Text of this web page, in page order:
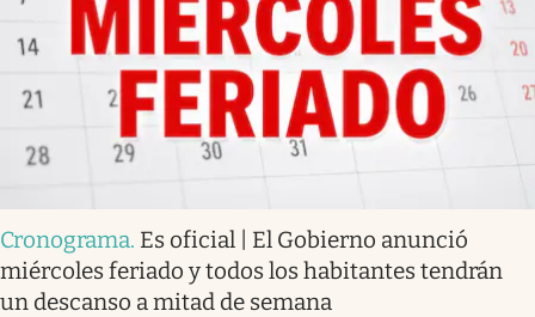
Cronograma. Es oficial | El Gobierno anunció
miércoles feriado y todos los habitantes tendrán
un descanso a mitad de semana